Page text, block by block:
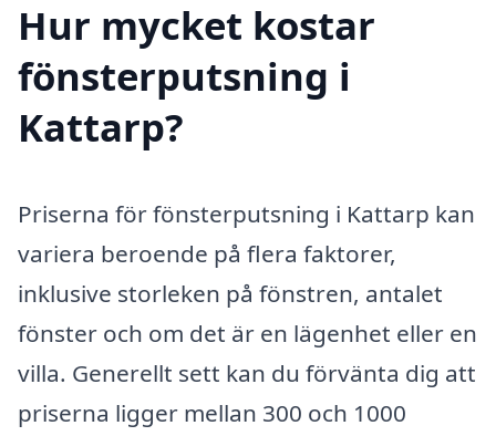
Hur mycket kostar
fönsterputsning i
Kattarp?
Priserna för fönsterputsning i Kattarp kan
variera beroende på flera faktorer,
inklusive storleken på fönstren, antalet
fönster och om det är en lägenhet eller en
villa. Generellt sett kan du förvänta dig att
priserna ligger mellan 300 och 1000